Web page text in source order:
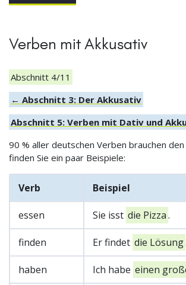
Verben mit Akkusativ
Abschnitt 4/11
← Abschnitt 3: Der Akkusativ
Abschnitt 5: Verben mit Dativ und
90 % aller deutschen Verben brauchen
finden Sie ein paar Beispiele:
Verb Beispiel
essen Sie isst die Pizza.
finden Er findet die Lösung.
haben Ich habe einen